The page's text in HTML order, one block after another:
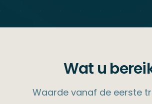
Wat u
Waarde vanaf de eerste